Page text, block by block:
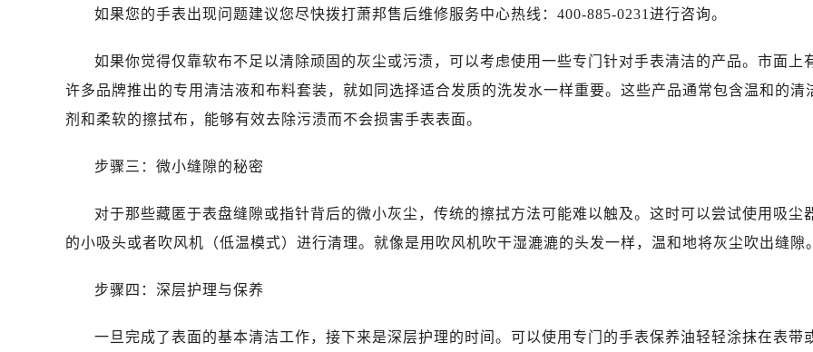
昆明市盘龙区北京路928号同德昆明广场写字楼10层06室（需提前预约）
西安市碑林区南关正街88号华侨城长安国际中心E座6楼10室（需提前预约）
海口市龙华区金贸东路5号海口华润大厦B座17层1707室（需提前预约）
唐山市路南区新华东道100号万达广场写字楼A座10层1002室（需提前预约）
黑龙江省鹤岗市向阳区红军路萧邦售后服务中心（需提前预约）
黑龙江省鸡西市鸡冠区红军路萧邦售后服务中心（需提前预约）
黑龙江省佳木斯市向阳区长安路萧邦售后服务中心（需提前预约）
黑龙江省七台河市桃山区大同街萧邦售后服务中心（需提前预约）
如果您的手表出现问题建议您尽快拨打萧邦售后维修服务中心热线：400-885-0231进行咨询。
如果你觉得仅靠软布不足以清除顽固的灰尘或污渍，可以考虑使用一些专门针对手表清洁的产品。市面上
许多品牌推出的专用清洁液和布料套装，就如同选择适合发质的洗发水一样重要。这些产品通常包含温和的清
剂和柔软的擦拭布，能够有效去除污渍而不会损害手表表面。
步骤三：微小缝隙的秘密
对于那些藏匿于表盘缝隙或指针背后的微小灰尘，传统的擦拭方法可能难以触及。这时可以尝试使用吸尘
的小吸头或者吹风机（低温模式）进行清理。就像是用吹风机吹干湿漉漉的头发一样，温和地将灰尘吹出缝隙
步骤四：深层护理与保养
一旦完成了表面的基本清洁工作，接下来是深层护理的时间。可以使用专门的手表保养油轻轻涂抹在表带